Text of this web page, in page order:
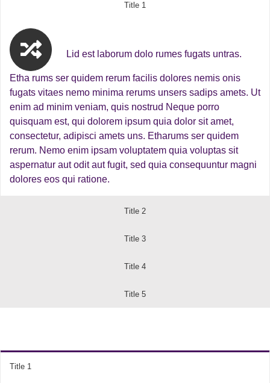
Title 1
Lid est laborum dolo rumes fugats untras.
Etha rums ser quidem rerum facilis dolores nemis onis
fugats vitaes nemo minima rerums unsers sadips amets. Ut
enim ad minim veniam, quis nostrud Neque porro
quisquam est, qui dolorem ipsum quia dolor sit amet,
consectetur, adipisci amets uns. Etharums ser quidem
rerum. Nemo enim ipsam voluptatem quia voluptas sit
aspernatur aut odit aut fugit, sed quia consequuntur magni
dolores eos qui ratione.
Title 2
Title 3
Title 4
Title 5
Title 1